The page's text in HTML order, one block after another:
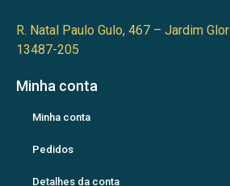
R. Natal Paulo Gulo, 467 – Jardim
13487-205
Minha conta
Minha conta
Pedidos
Detalhes da conta